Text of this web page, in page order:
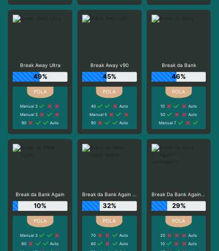
Break Away Ultra
49%
Manual 3
Manual 3
90
Auto
Break Away v90
45%
40
Auto
Manual 5
90
Auto
Break da Bank
46%
10
Auto
50
Auto
Manual 7
Break da Bank Again
10%
Manual 3
60
Auto
Break da Bank Again Respin
32%
70
Auto
60
Auto
Break Da Bank Again™ MEGAWAYS™
29%
20
Auto
10
Auto